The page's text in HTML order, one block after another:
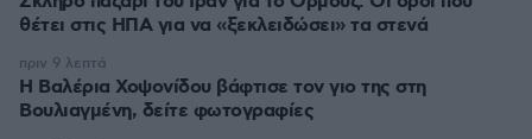
θέτει στις ΗΠΑ για να «ξεκλειδώσει» τα στενά
Η Βαλέρια Χοψονίδου βάφτισε τον γιο της στη
Βουλιαγμένη, δείτε φωτογραφίες
πριν 9 λεπτά